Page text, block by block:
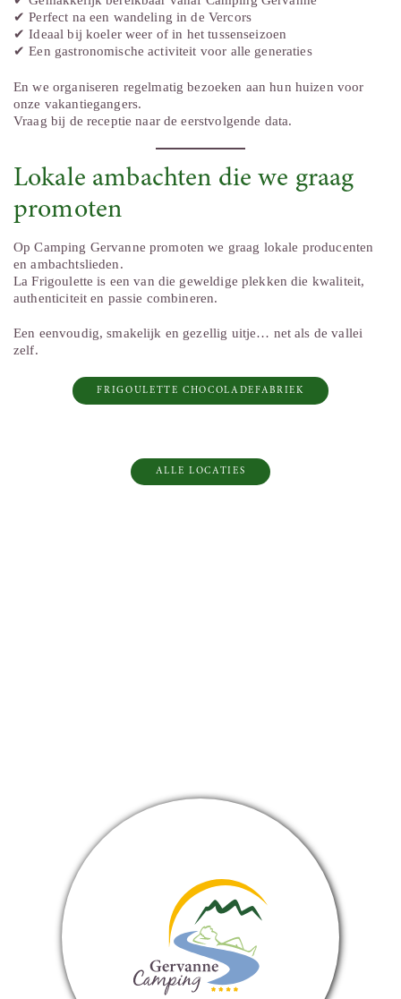
✔ Perfect na een wandeling in de Vercors
✔ Ideaal bij koeler weer of in het tussenseizoen
✔ Een gastronomische activiteit voor alle generaties
En we organiseren regelmatig bezoeken aan hun huizen voor
onze vakantiegangers.
Vraag bij de receptie naar de eerstvolgende data.
Lokale ambachten die we graag
promoten
Op Camping Gervanne promoten we graag lokale producenten
en ambachtslieden.
La Frigoulette is een van die geweldige plekken die kwaliteit,
authenticiteit en passie combineren.
Een eenvoudig, smakelijk en gezellig uitje… net als de vallei
zelf.
FRIGOULETTE CHOCOLADEFABRIEK
ALLE LOCATIES